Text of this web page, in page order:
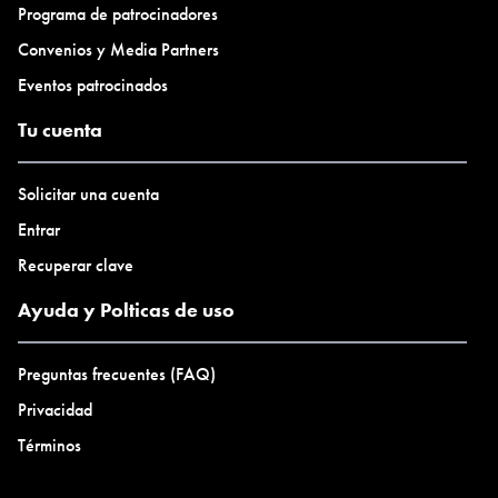
Programa de patrocinadores
Convenios y Media Partners
Eventos patrocinados
Tu cuenta
Solicitar una cuenta
Entrar
Recuperar clave
Ayuda y Polticas de uso
Preguntas frecuentes (FAQ)
Privacidad
Términos